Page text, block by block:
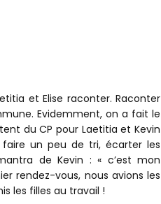
et Elise raconter. Raconter
Evidemment, on a fait le
du CP pour Laetitia et Kevin
un peu de tri, écarter les
de Kevin : « c’est mon
rendez-vous, nous avions les
les filles au travail !